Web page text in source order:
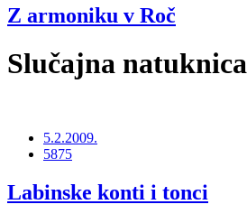
Z armoniku v Roč
Slučajna natuknica
5.2.2009.
5875
Labinske konti i tonci